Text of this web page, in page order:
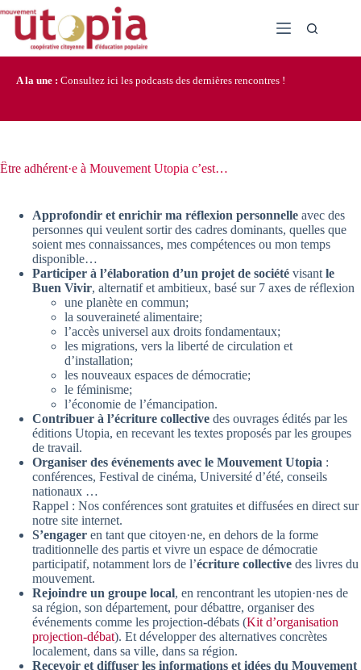
contenu
A la une : Consultez ici les podcasts des dernières rencontres !
Être adhérent·e à Mouvement Utopia c’est…
Approfondir et enrichir ma réflexion personnelle avec des
personnes qui veulent sortir des cadres dominants, quelles que
soient mes connaissances, mes compétences ou mon temps
disponible…
Participer à l’élaboration d’un projet de société visant le
Buen Vivir, alternatif et ambitieux, basé sur 7 axes de réflexion
une planète en commun;
la souveraineté alimentaire;
l’accès universel aux droits fondamentaux;
les migrations, vers la liberté de circulation et
d’installation;
les nouveaux espaces de démocratie;
le féminisme;
l’économie de l’émancipation.
Contribuer à l’écriture collective des ouvrages édités par les
éditions Utopia, en recevant les textes proposés par les groupes
de travail.
Organiser des événements avec le Mouvement Utopia :
conférences, Festival de cinéma, Université d’été, conseils
nationaux …
Rappel : Nos conférences sont gratuites et diffusées en direct sur
notre site internet.
S’engager en tant que citoyen·ne, en dehors de la forme
traditionnelle des partis et vivre un espace de démocratie
participatif, notamment lors de l’écriture collective des livres du
mouvement.
Rejoindre un groupe local, en rencontrant les utopien·nes de
sa région, son département, pour débattre, organiser des
événements comme les projection-débats (Kit d’organisation
projection-débat). Et développer des alternatives concrètes
localement, dans sa ville, dans sa région.
Recevoir et diffuser les informations et idées du Mouvement